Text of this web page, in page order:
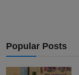
Popular Posts